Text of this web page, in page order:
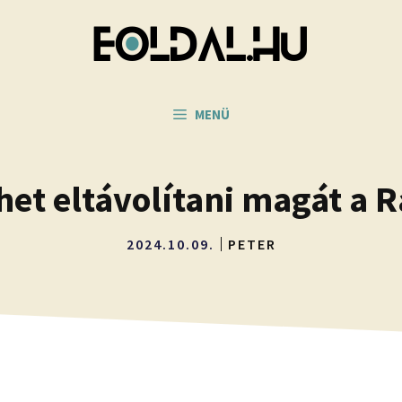
MENÜ
eltávolítani magát a
2024.10.09. PETER